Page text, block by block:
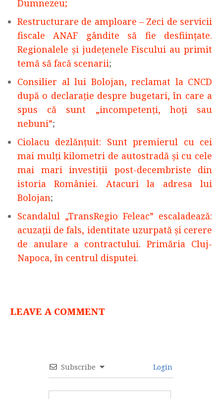
Dumnezeu;
Restructurare de amploare – Zeci de servicii
fiscale ANAF gândite să fie desființate.
Regionalele și județenele Fiscului au primit
temă să facă scenarii;
Consilier al lui Bolojan, reclamat la CNCD
după o declarație despre bugetari, în care a
spus că sunt „incompetenți, hoți sau
nebuni”;
Ciolacu dezlănțuit: Sunt premierul cu cei
mai mulți kilometri de autostradă și cu cele
mai mari investiții post-decembriste din
istoria României. Atacuri la adresa lui
Bolojan;
Scandalul „TransRegio Feleac” escaladează:
acuzații de fals, identitate uzurpată și cerere
de anulare a contractului. Primăria Cluj-
Napoca, în centrul disputei.
LEAVE A COMMENT
Subscribe Login